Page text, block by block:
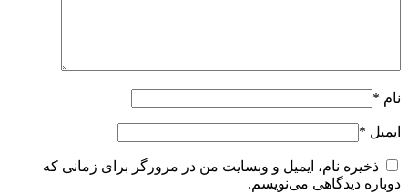
نام *
ایمیل *
ذخیره نام، ایمیل و وبسایت من در مرورگر برای زمانی که
دوباره دیدگاهی می‌نویسم.